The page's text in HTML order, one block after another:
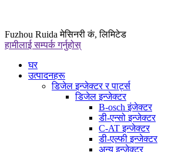
Fuzhou Ruida मेसिनरी कं, लिमिटेड
हामीलाई सम्पर्क गर्नुहोस्
घर
उत्पादनहरू
डिजेल इन्जेक्टर र पार्ट्स
डिजेल इन्जेक्टर
B-osch इंजेक्टर
डी-एन्सो इन्जेक्टर
C-AT इन्जेक्टर
डी-एल्फी इन्जेक्टर
अन्य इन्जेक्टर